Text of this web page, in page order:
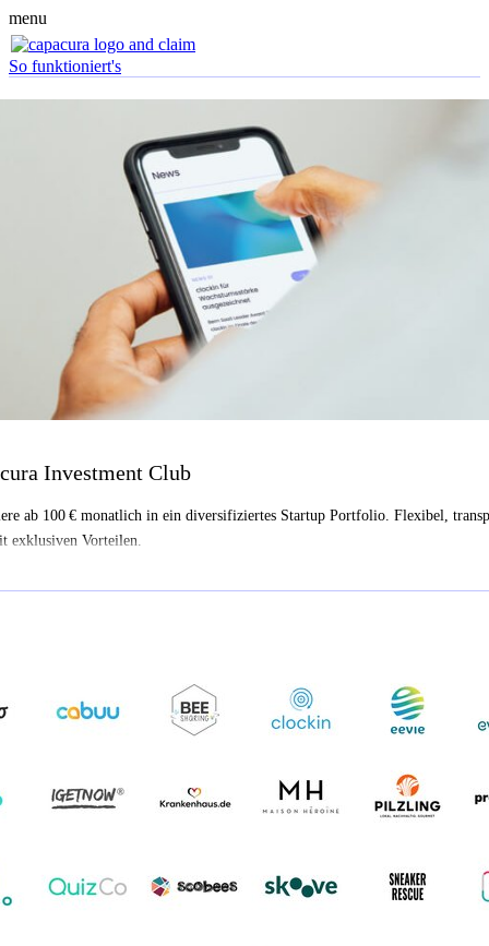
menu
So funktioniert's
Investment Club
ab 100 € monatlich in ein diversifiziertes Startup Portfolio. Flexibel,
exklusiven Vorteilen.